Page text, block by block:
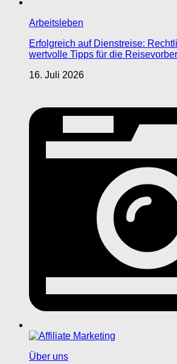
Arbeitsleben
Erfolgreich auf Dienstreise:
wertvolle Tipps für die
16. Juli 2026
Über uns